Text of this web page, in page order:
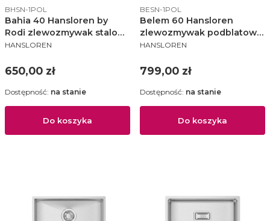
Kod produktu
BHSN-1POL
Bahia 40 Hansloren by
Rodi zlewozmywak stalowy
wpuszczany IF 400x400
1POL
PRODUCENT
HANSLOREN
Cena
650,00 zł
Do koszyka
Dostępność: na stanie
Kod produktu
BESN-1POL
Belem 60 Hansloren
zlewozmywak podblatowy
500x400 stal polerowana
PRODUCENT
HANSLOREN
Cena
799,00 zł
Do koszyka
Dostępność: na stanie